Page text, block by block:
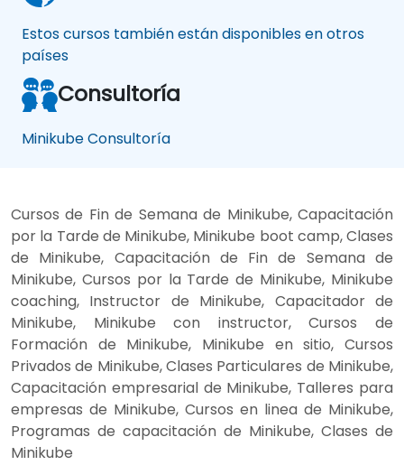
Estos cursos también están disponibles en otros
países
Consultoría
Minikube Consultoría
Cursos de Fin de Semana de Minikube, Capacitación
por la Tarde de Minikube, Minikube boot camp, Clases
de Minikube, Capacitación de Fin de Semana de
Minikube, Cursos por la Tarde de Minikube, Minikube
coaching, Instructor de Minikube, Capacitador de
Minikube, Minikube con instructor, Cursos de
Formación de Minikube, Minikube en sitio, Cursos
Privados de Minikube, Clases Particulares de Minikube,
Capacitación empresarial de Minikube, Talleres para
empresas de Minikube, Cursos en linea de Minikube,
Programas de capacitación de Minikube, Clases de
Minikube